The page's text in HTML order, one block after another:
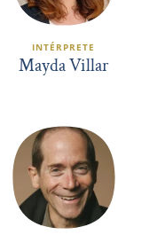
INTÉRPRETE
Mayda Villar